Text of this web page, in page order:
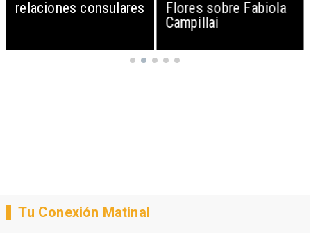
relaciones consulares
Flores sobre Fabiola
Campillai
Tu Conexión Matinal